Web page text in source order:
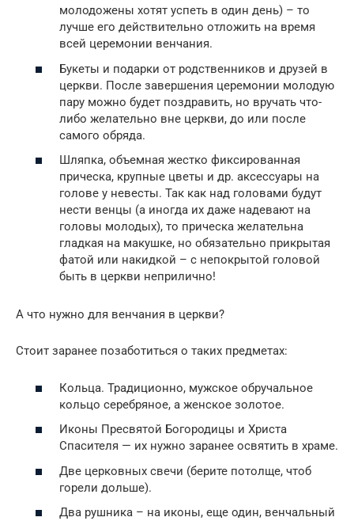
молодожены хотят успеть в один день) – то
лучше его действительно отложить на время
всей церемонии венчания.
Букеты и подарки от родственников и друзей в
церкви. После завершения церемонии молодую
пару можно будет поздравить, но вручать что-
либо желательно вне церкви, до или после
самого обряда.
Шляпка, объемная жестко фиксированная
прическа, крупные цветы и др. аксессуары на
голове у невесты. Так как над головами будут
нести венцы (а иногда их даже надевают на
головы молодых), то прическа желательна
гладкая на макушке, но обязательно прикрытая
фатой или накидкой – с непокрытой головой
быть в церкви неприлично!
А что нужно для венчания в церкви?
Стоит заранее позаботиться о таких предметах:
Кольца. Традиционно, мужское обручальное
кольцо серебряное, а женское золотое.
Иконы Пресвятой Богородицы и Христа
Спасителя — их нужно заранее освятить в храме.
Две церковных свечи (берите потолще, чтоб
горели дольше).
Два рушника – на иконы, еще один, венчальный